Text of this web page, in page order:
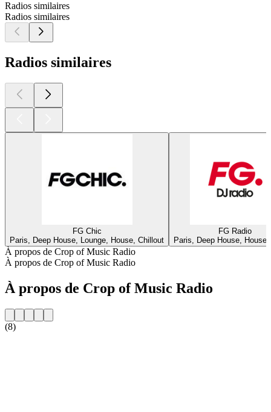
Radios similaires
Radios similaires
Radios similaires
FG Chic
Paris, Deep House, Lounge, House, Chillout
FG Radio
Paris, Deep House,
À propos de Crop of Music Radio
À propos de Crop of Music Radio
À propos de Crop of Music Radio
(8)